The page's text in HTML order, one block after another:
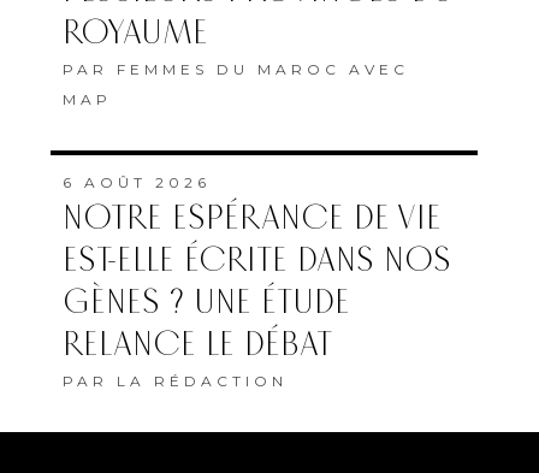
ROYAUME
PAR FEMMES DU MAROC AVEC
MAP
6 AOÛT 2026
NOTRE ESPÉRANCE DE VIE
EST-ELLE ÉCRITE DANS NOS
GÈNES ? UNE ÉTUDE
RELANCE LE DÉBAT
PAR LA RÉDACTION